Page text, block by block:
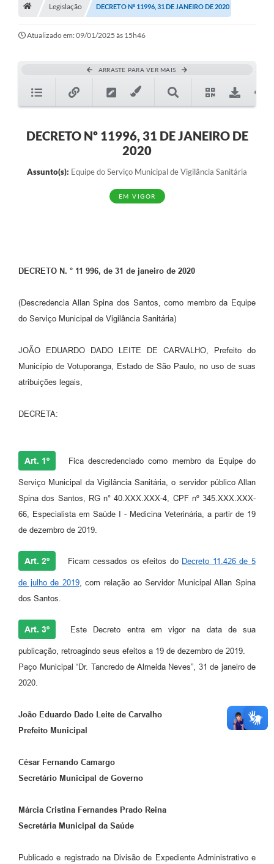
A História
Galeria de Fotos
Concursos
Legislação
Transparência
Editais
Telefones Úteis
Agenda
Contato
Legislação DECRETO Nº 11996, 31 DE JANEIRO DE 2020
Atualizado em: 09/01/2025 às 15h46
ARRASTE PARA VER MAIS
DECRETO Nº 11996, 31 DE JANEIRO DE
2020
Assunto(s): Equipe do Serviço Municipal de Vigilância Sanitária
EM VIGOR
DECRETO N. ° 11 996, de 31 de janeiro de 2020
(Descredencia Allan Spina dos Santos, como membro da Equipe
do Serviço Municipal de Vigilância Sanitária)
JOÃO EDUARDO DADO LEITE DE CARVALHO, Prefeito do
Município de Votuporanga, Estado de São Paulo, no uso de suas
atribuições legais,
DECRETA:
Art. 1º Fica descredenciado como membro da Equipe do
Serviço Municipal da Vigilância Sanitária, o servidor público Allan
Spina dos Santos, RG n° 40.XXX.XXX-4, CPF nº 345.XXX.XXX-
66, Especialista em Saúde I - Medicina Veterinária, a partir de 19
de dezembro de 2019.
Art. 2º Ficam cessados os efeitos do Decreto 11.426 de 5
de julho de 2019, com relação ao Servidor Municipal Allan Spina
dos Santos.
Art. 3º Este Decreto entra em vigor na data de sua
publicação, retroagindo seus efeitos a 19 de dezembro de 2019.
Paço Municipal “Dr. Tancredo de Almeida Neves”, 31 de janeiro de
2020.
João Eduardo Dado Leite de Carvalho
Prefeito Municipal
César Fernando Camargo
Secretário Municipal de Governo
Márcia Cristina Fernandes Prado Reina
Secretária Municipal da Saúde
Publicado e registrado na Divisão de Expediente Administrativo e